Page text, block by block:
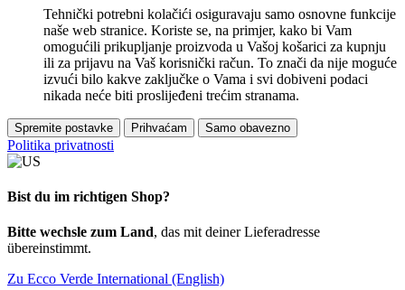
Tehnički potrebni kolačići osiguravaju samo osnovne funkcije
naše web stranice. Koriste se, na primjer, kako bi Vam
omogućili prikupljanje proizvoda u Vašoj košarici za kupnju
ili za prijavu na Vaš korisnički račun. To znači da nije moguće
izvući bilo kakve zaključke o Vama i svi dobiveni podaci
nikada neće biti proslijeđeni trećim stranama.
Spremite postavke Prihvaćam Samo obavezno
Politika privatnosti
Bist du im richtigen Shop?
Bitte wechsle zum Land, das mit deiner Lieferadresse
übereinstimmt.
Zu Ecco Verde International (English)